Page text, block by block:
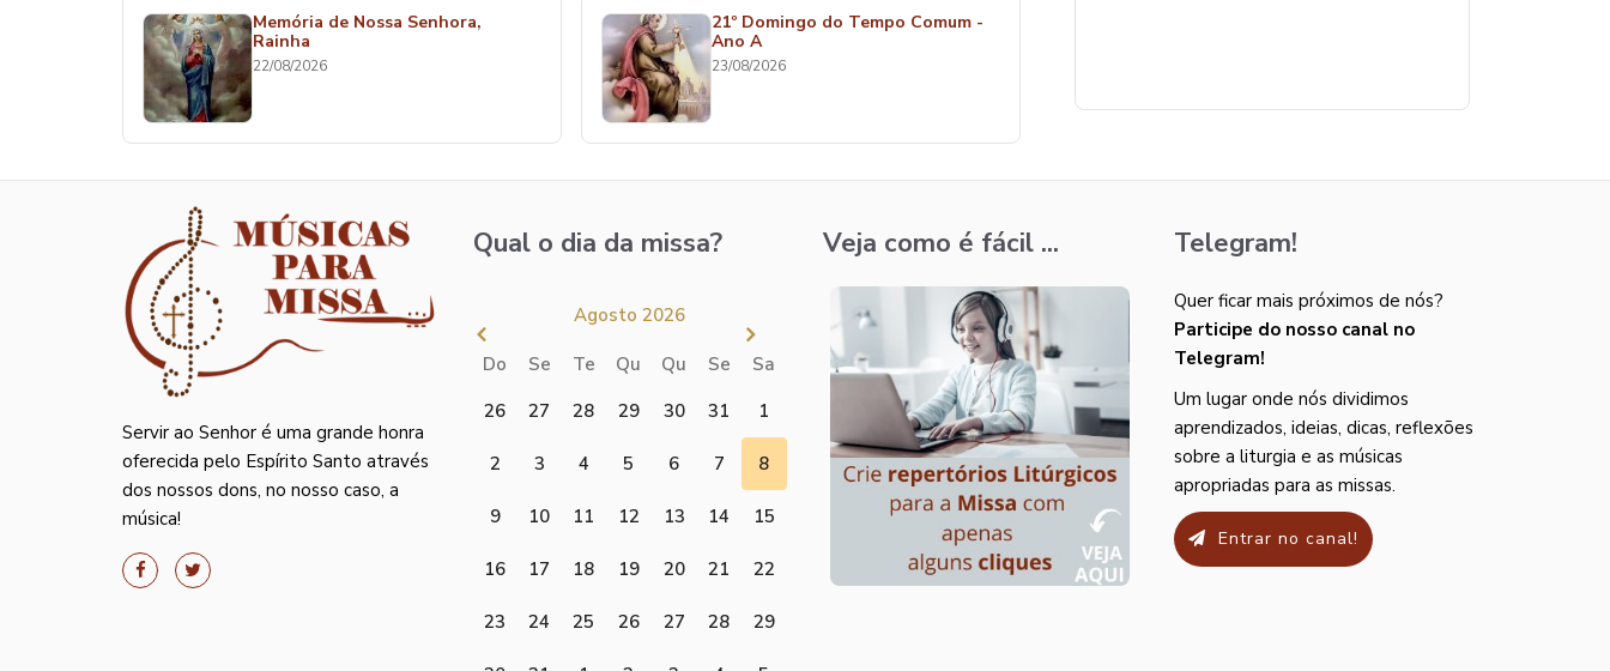
Memória de Nossa Senhora,
Rainha
22/08/2026
21º Domingo do Tempo Comum -
Ano A
23/08/2026
Servir ao Senhor é uma grande honra
oferecida pelo Espírito Santo através
dos nossos dons, no nosso caso, a
música!
Qual o dia da missa?
Agosto 2026
Do Se Te Qu Qu Se
Sa
26
27 28 29 30 31 1
2 3 4 5 6 7 8
9 10 11 12 13 14 15
16 17 18 19 20 21 22
23 24 25 26 27 28 29
Veja como é fácil ... Telegram!
Quer ficar mais próximos de nós?
Participe do nosso canal no
Telegram!
Um lugar onde nós dividimos
aprendizados, ideias, dicas, reflexões
sobre a liturgia e as músicas
apropriadas para as missas.
Entrar no canal!